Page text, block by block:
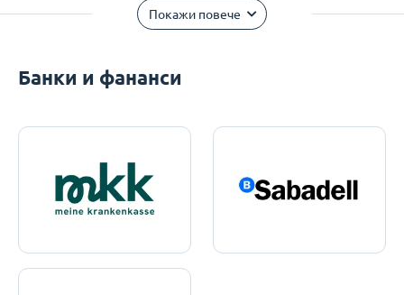
Покажи повече
Банки и фананси